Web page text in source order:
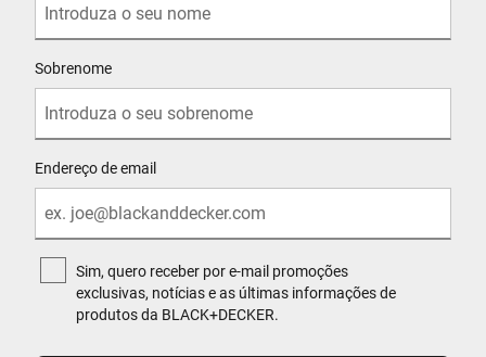
Sobrenome
Endereço de email
Sim, quero receber por e-mail promoções
exclusivas, notícias e as últimas informações de
produtos da BLACK+DECKER.